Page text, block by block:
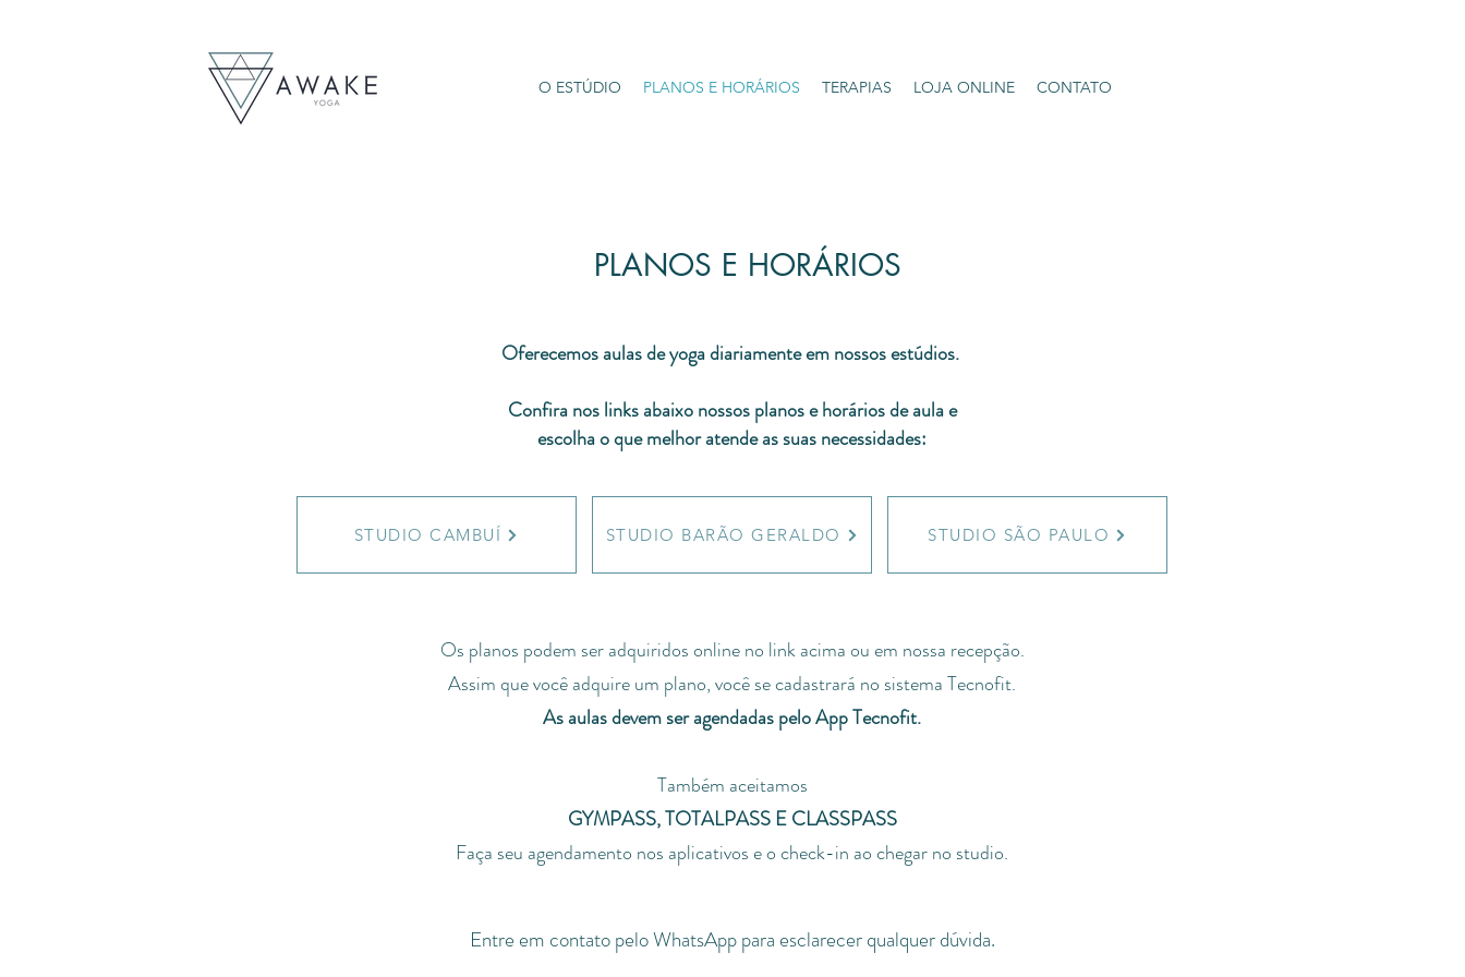
O ESTÚDIO PLANOS E HORÁRIOS TERAPIAS LOJA ONLINE CONTATO
PLANOS E HORÁRIOS
Oferecemos aulas de yoga diariamente em nossos estúdios.
Confira noslinks abaixo nossos planos e horários de aula e
escolha oque melhor atende as suas necessidades:
Os planos podem ser adquiridos online no link acima ou em nossa recepção.
Assim que você adquire um plano, você se cadastrará no sistema Tecnofit.
As aulas devem ser agendadas pelo App Tecnofit.
Também aceitamos
GYMPASS, TOTALPASS E CLASSPASS
Faça seu agendamento nos aplicativos e o check-in ao chegar no studio.
STUDIO CAMBUÍ
Entre em contato pelo WhatsApp para esclarecer qualquer dúvida.
STUDIO SÃO PAULO
STUDIO BARÃO GERALDO